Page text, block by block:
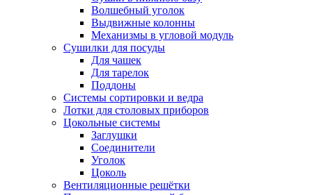
Волшебный уголок
Выдвижные колонны
Механизмы в угловой модуль
Сушилки для посуды
Для чашек
Для тарелок
Поддоны
Системы сортировки и ведра
Лотки для столовых приборов
Цокольные системы
Заглушки
Соединители
Уголок
Цоколь
Вентиляционные решётки